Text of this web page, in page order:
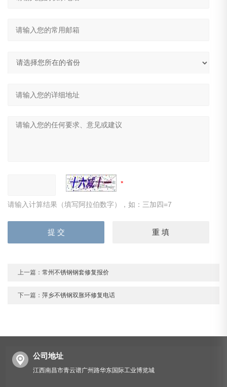
请输入计算结果（填写阿拉伯数字），如：三加四=7
上一篇：常州不锈钢钢套修复报价
下一篇：萍乡不锈钢双胀环修复电话
公司地址
江西南昌市青云谱广州路华东国际工业博览城